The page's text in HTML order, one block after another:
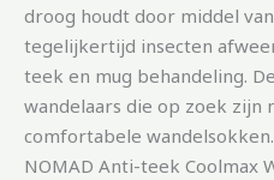
droog houdt door middel
tegelijkertijd insecten
teek en mug behandeling.
wandelaars die op zoek zijn
comfortabele
NOMAD Anti-teek Coolmax